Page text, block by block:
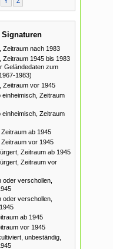
Signaturen
Zeitraum nach 1983
Zeitraum 1945 bis 1983
Geländedaten zum
1983)
Zeitraum vor 1945
einheimisch, Zeitraum
einheimisch, Zeitraum
ab 1945
vor 1945
Zeitraum ab 1945
Zeitraum vor
oder verschollen,
oder verschollen,
ab 1945
vor 1945
unbeständig,